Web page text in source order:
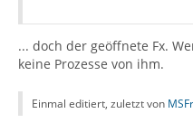
... doch der geöffnete Fx.
keine Prozesse von ihm.
Einmal editiert, zuletzt von